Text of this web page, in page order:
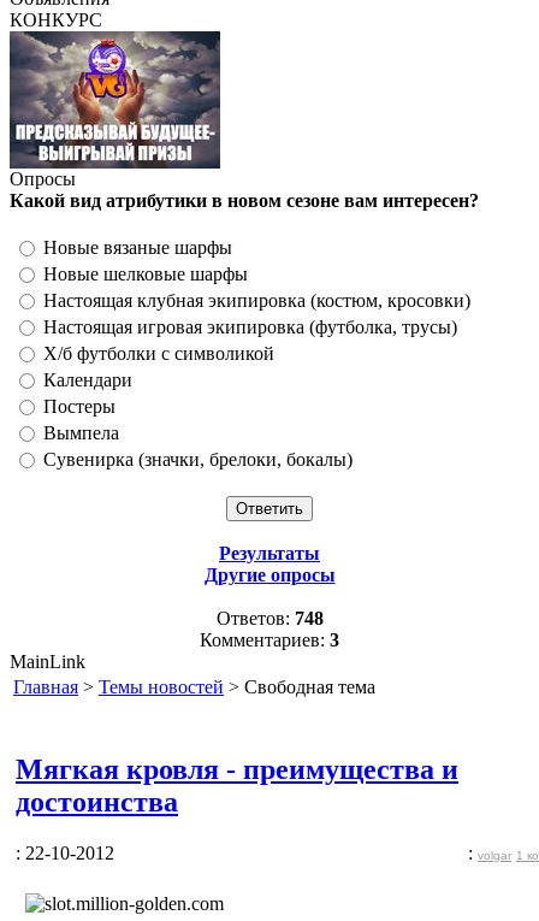
КОНКУРС
Опросы
Какой вид атрибутики в новом сезоне вам интересен?
Новые вязаные шарфы
Новые шелковые шарфы
Настоящая клубная экипировка (костюм, кросовки)
Настоящая игровая экипировка (футболка, трусы)
Х/б футболки с символикой
Календари
Постеры
Вымпела
Сувенирка (значки, брелоки, бокалы)
Результаты
Другие опросы
Ответов: 748
Комментариев: 3
MainLink
Главная > Темы новостей > Свободная тема
Мягкая кровля - преимущества и
достоинства
: 22-10-2012 : volgar 1